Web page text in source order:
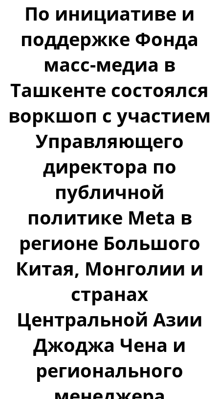
По инициативе и
поддержке Фонда
масс-медиа в
Ташкенте состоялся
воркшоп с участием
Управляющего
директора по
публичной
политике Meta в
регионе Большого
Китая, Монголии и
странах
Центральной Азии
Джоджа Чена и
регионального